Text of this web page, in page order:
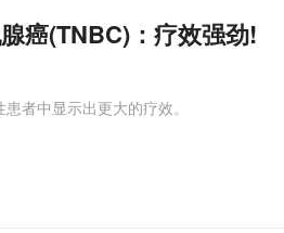
癌(TNBC)：疗效强劲!
者中显示出更大的疗效。